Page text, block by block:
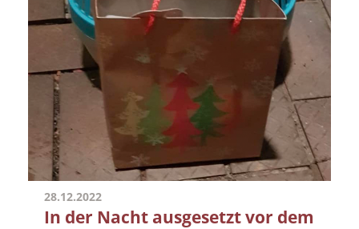
28.12.2022
In der Nacht ausgesetzt vor dem